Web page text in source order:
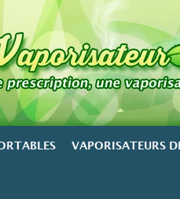
VAPORISATEURS